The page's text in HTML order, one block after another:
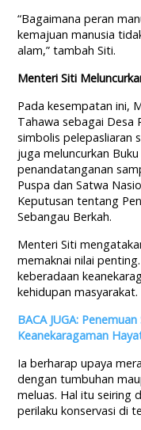
“Bagaimana peran
kemajuan manusia
alam,” tambah Siti.
Menteri Siti
Pada kesempatan ini,
Tahawa sebagai Desa
simbolis pelepasliaran
juga meluncurkan
penandatanganan
Puspa dan Satwa
Keputusan tentang
Sebangau Berkah.
Menteri Siti
memaknai nilai
keberadaan
kehidupan masyarakat.
BACA JUGA:
Keanekaragaman
Ia berharap upaya
dengan tumbuhan
meluas. Hal itu seiring
perilaku konservasi di